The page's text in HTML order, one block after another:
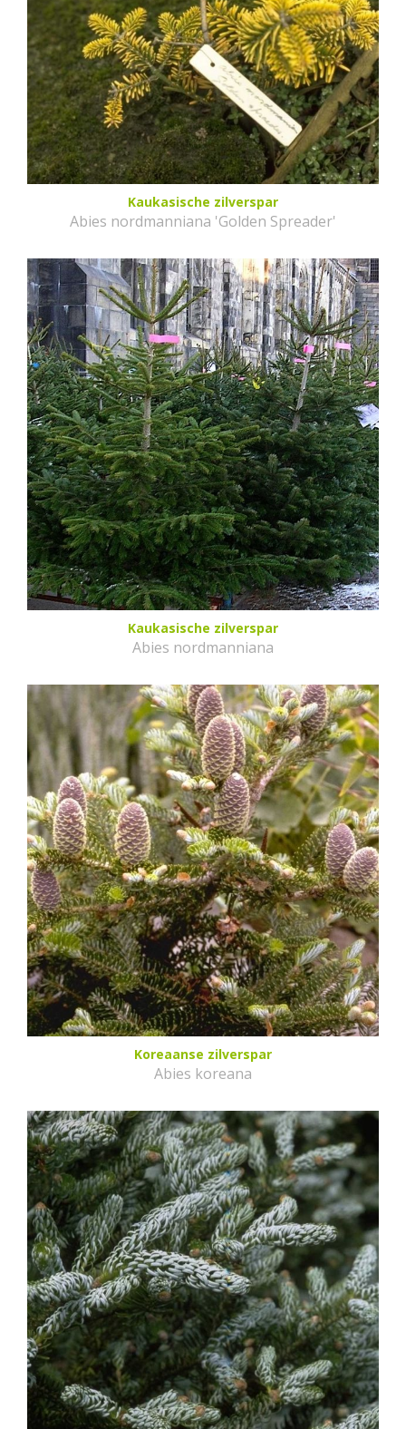
Kaukasische zilverspar
Abies nordmanniana 'Golden Spreader'
Kaukasische zilverspar
Abies nordmanniana
Koreaanse zilverspar
Abies koreana